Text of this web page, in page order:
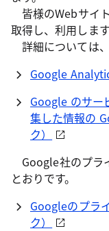
皆様のWebサイ
取得し、利用します
詳細については
Google
Google のサー
集した情報の
ク）
Google社のプラ
とおりです。
Googleのプラ
ク）